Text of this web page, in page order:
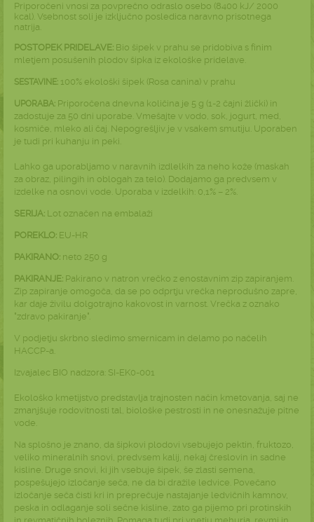
Priporočeni vnosi za povprečno odraslo osebo (8400 kJ/ 2000
kcal). Vsebnost soli je izključno posledica naravno prisotnega
natrija.
POSTOPEK PRIDELAVE: Bio šipek v prahu se pridobiva s finim
mletjem posušenih plodov šipka iz ekološke pridelave.
SESTAVINE: 100% ekološki šipek (Rosa canina) v prahu
UPORABA: Priporočena dnevna količina je 5 g (1-2 čajni žlički) in
zadostuje za 50 dni uporabe. Vmešajte v vodo, sok, jogurt, med,
kosmiče, mleko ali čaj. Nepogrešljiv je v vsakem smutiju. Uporaben
je tudi pri kuhanju in peki.
Lahko ga uporabljamo v naravnih izdlelkih za neho kože (maskah
za obraz, pilingih in oblogah za telo). Dodajamo ga predvsem v
izdelke na osnovi vode. Uporaba v izdelkih: 0,1% – 2%.
SERIJA: Lot označen na embalaži
POREKLO: EU-HR
PAKIRANO: neto 250 g
PAKIRANJE: Pakirano v natron vrečko z enostavnim zip zapiranjem.
Zip zapiranje omogoča, da se po odprtju vrečka neprodušno zapre,
kar daje živilu dolgotrajno kakovost in varnost. Vrečka z oznako
"zdravo pakiranje".
V podjetju skrbno sledimo smernicam in delamo po načelih
HACCP-a.
Izvajalec BIO nadzora: SI-EK0-001
Ekološko kmetijstvo predstavlja trajnosten način kmetovanja, saj ne
zmanjšuje rodovitnosti tal, biološke pestrosti in ne onesnažuje pitne
vode.
Na splošno je znano, da šipkovi plodovi vsebujejo pektin, fruktozo,
veliko mineralnih snovi, predvsem kalij, nekaj čreslovin in sadne
kisline. Druge snovi, ki jih vsebuje šipek, še zlasti semena,
pospešujejo izločanje seča, ne da bi dražile ledvice. Povečano
izločanje seča čisti kri in preprečuje nastajanje ledvičnih kamnov,
peska in odlaganje soli sečne kisline, zato ga pijemo pri protinskih